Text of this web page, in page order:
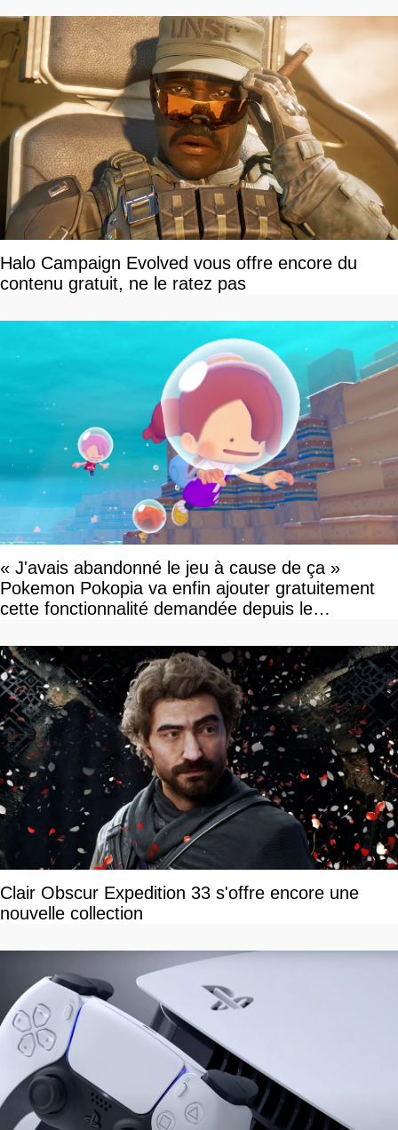
Halo Campaign Evolved vous offre encore du
contenu gratuit, ne le ratez pas
« J'avais abandonné le jeu à cause de ça »
Pokemon Pokopia va enfin ajouter gratuitement
cette fonctionnalité demandée depuis le
Clair Obscur Expedition 33 s'offre encore une
nouvelle collection